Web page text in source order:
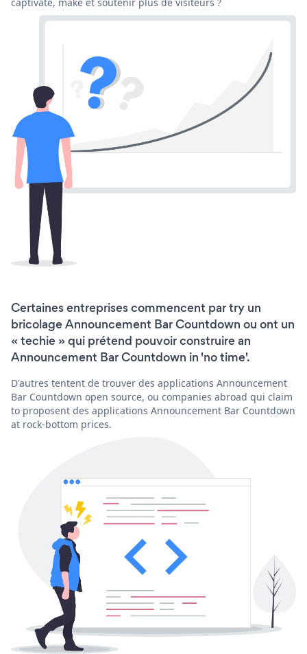
Certaines entreprises commencent par try un
bricolage Announcement Bar Countdown ou ont un
« techie » qui prétend pouvoir construire an
Announcement Bar Countdown in 'no time'.
D'autres tentent de trouver des applications Announcement
Bar Countdown open source, ou companies abroad qui claim
to proposent des applications Announcement Bar Countdown
at rock-bottom prices.